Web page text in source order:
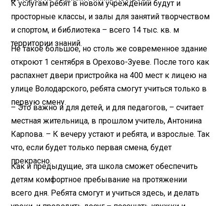
К услугам ребят в новом учреждении будут и
просторные классы, и залы для занятий творчеством
и спортом, и биб­лиотека – всего 14 тыс. кв. м
территории знаний.
Не такое большое, но столь же современное здание
откроют 1 сентября в Орехово-Зуеве. После того как
распахнет двери пристройка на 400 мест к лицею на
улице Володарского, ребята смогут учиться только в
первую смену.
– Это важно и для детей, и для педагогов, – считает
местная жительница, в прошлом учитель, Антонина
Карпова. – К вечеру устают и ребята, и взрослые. Так
что, если будет только первая смена, будет
прекрасно.
Как и предыдущие, эта школа сможет обеспечить
детям комфортное пребывание на протяжении
всего дня. Ребята смогут и учиться здесь, и делать